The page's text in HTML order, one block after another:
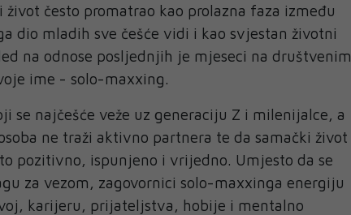
život često promatrao kao prolazna faza između
dio mladih sve češće vidi i kao svjestan životni
na odnose posljednjih je mjeseci na društvenim
ime - solo-maxxing.
se najčešće veže uz generaciju Z i milenijalce, a
ne traži aktivno partnera te da samački život
pozitivno, ispunjeno i vrijedno. Umjesto da se
za vezom, zagovornici solo-maxxinga energiju
karijeru, prijateljstva, hobije i mentalno